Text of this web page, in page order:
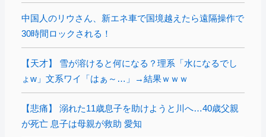
中国人のリウさん、新エネ車で国境越えたら遠隔操作で
30時間ロックされる！
【天才】 雪が溶けると何になる？理系「水になるでし
ょw」文系ワイ「はぁ～…」→結果ｗｗｗ
【悲痛】 溺れた11歳息子を助けようと川へ…40歳父親
が死亡 息子は母親が救助 愛知